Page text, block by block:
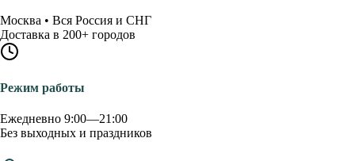
Москва • Вся Россия и СНГ
Доставка в 200+ городов
Режим работы
Ежедневно 9:00—21:00
Без выходных и праздников